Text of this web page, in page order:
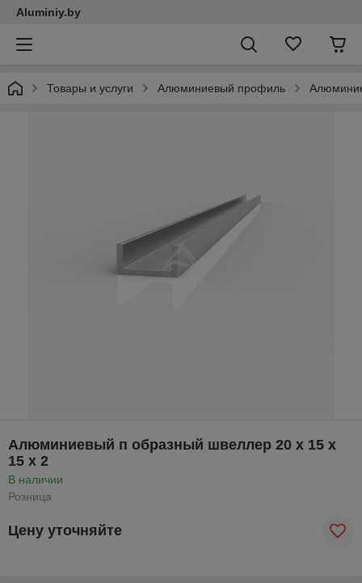
Aluminiy.by
Товары и услуги Алюминиевый профиль
Алюминиевый п образный швеллер 20 x 15 x
15 x 2
В наличии
Розница
Цену уточняйте